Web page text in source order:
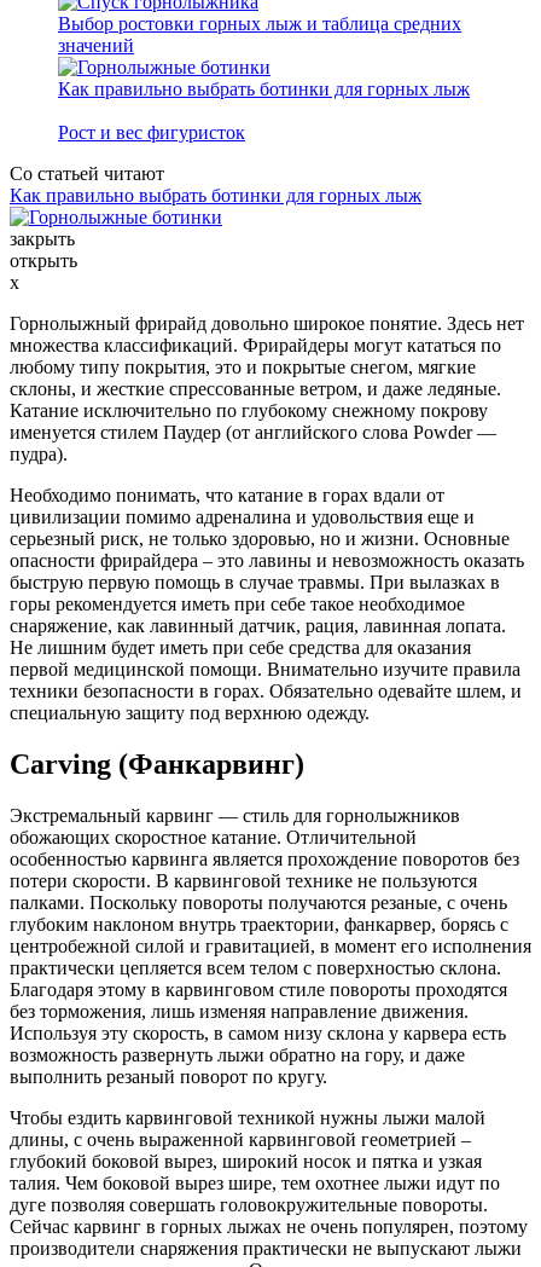
Выбор ростовки горных лыж и таблица средних
значений
Как правильно выбрать ботинки для горных лыж
Рост и вес фигуристок
Со статьей читают
Как правильно выбрать ботинки для горных лыж
закрыть
открыть
x
Горнолыжный фрирайд довольно широкое понятие. Здесь нет
множества классификаций. Фрирайдеры могут кататься по
любому типу покрытия, это и покрытые снегом, мягкие
склоны, и жесткие спрессованные ветром, и даже ледяные.
Катание исключительно по глубокому снежному покрову
именуется стилем Паудер (от английского слова Powder —
пудра).
Необходимо понимать, что катание в горах вдали от
цивилизации помимо адреналина и удовольствия еще и
серьезный риск, не только здоровью, но и жизни. Основные
опасности фрирайдера – это лавины и невозможность оказать
быструю первую помощь в случае травмы. При вылазках в
горы рекомендуется иметь при себе такое необходимое
снаряжение, как лавинный датчик, рация, лавинная лопата.
Не лишним будет иметь при себе средства для оказания
первой медицинской помощи. Внимательно изучите правила
техники безопасности в горах. Обязательно одевайте шлем, и
специальную защиту под верхнюю одежду.
Carving (Фанкарвинг)
Экстремальный карвинг — стиль для горнолыжников
обожающих скоростное катание. Отличительной
особенностью карвинга является прохождение поворотов без
потери скорости. В карвинговой технике не пользуются
палками. Поскольку повороты получаются резаные, с очень
глубоким наклоном внутрь траектории, фанкарвер, борясь с
центробежной силой и гравитацией, в момент его исполнения
практически цепляется всем телом с поверхностью склона.
Благодаря этому в карвинговом стиле повороты проходятся
без торможения, лишь изменяя направление движения.
Используя эту скорость, в самом низу склона у карвера есть
возможность развернуть лыжи обратно на гору, и даже
выполнить резаный поворот по кругу.
Чтобы ездить карвинговой техникой нужны лыжи малой
длины, с очень выраженной карвинговой геометрией –
глубокий боковой вырез, широкий носок и пятка и узкая
талия. Чем боковой вырез шире, тем охотнее лыжи идут по
дуге позволяя совершать головокружительные повороты.
Сейчас карвинг в горных лыжах не очень популярен, поэтому
производители снаряжения практически не выпускают лыжи